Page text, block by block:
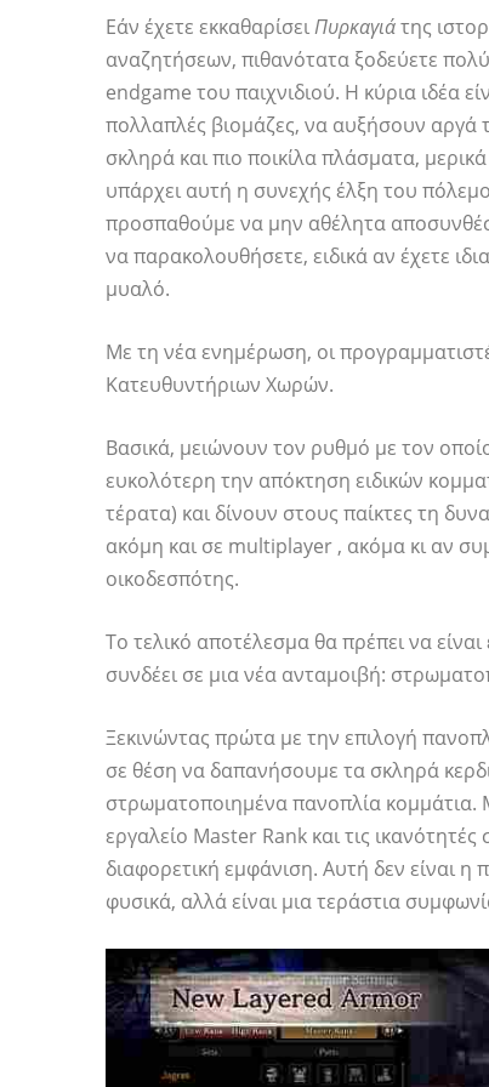
Εάν έχετε εκκαθαρίσειΠυρκαγιάτης
αναζητήσεων, πιθανότατα ξοδεύετε
endgame του παιχνιδιού. Η κύρια ιδέα
πολλαπλές βιομάζες, να αυξήσουν αργά
σκληρά και πιο ποικίλα πλάσματα,
υπάρχει αυτή η συνεχής έλξη του
προσπαθούμε να μην αθέλητα
να παρακολουθήσετε, ειδικά αν έχετε
μυαλό.
Με τη νέα ενημέρωση, οι
Κατευθυντήριων Χωρών.
Βασικά, μειώνουν τον ρυθμό με τον
ευκολότερη την απόκτηση ειδικών
τέρατα) και δίνουν στους παίκτες τη
ακόμη και σε multiplayer , ακόμα κι αν
οικοδεσπότης.
Το τελικό αποτέλεσμα θα πρέπει να
συνδέει σε μια νέα ανταμοιβή:
Ξεκινώντας πρώτα με την επιλογή
σε θέση να δαπανήσουμε τα σκληρά
στρωματοποιημένα πανοπλία κομμάτια.
εργαλείο Master Rank και τις
διαφορετική εμφάνιση. Αυτή δεν είναι
φυσικά, αλλά είναι μια τεράστια